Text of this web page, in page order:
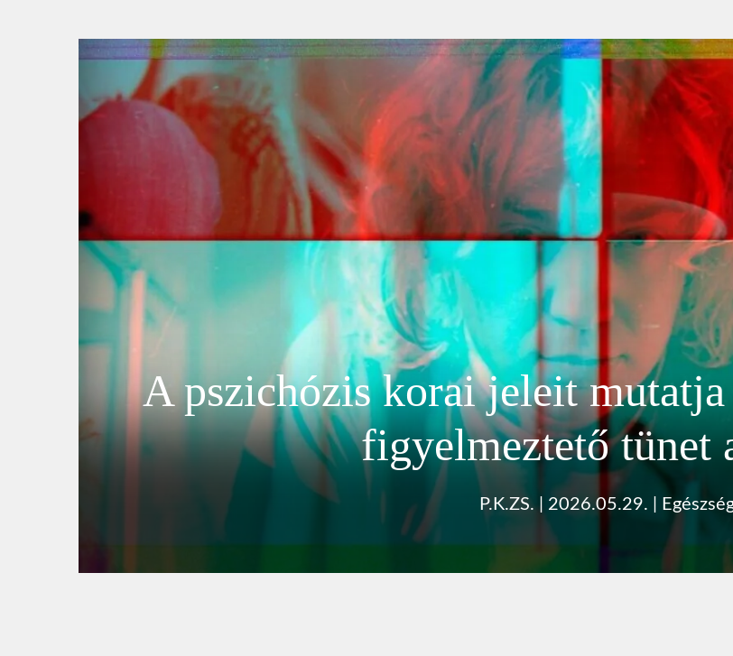
A pszichózis korai jeleit mutatja
figyelmeztető tünet
P.K.ZS. 2026.05.29.